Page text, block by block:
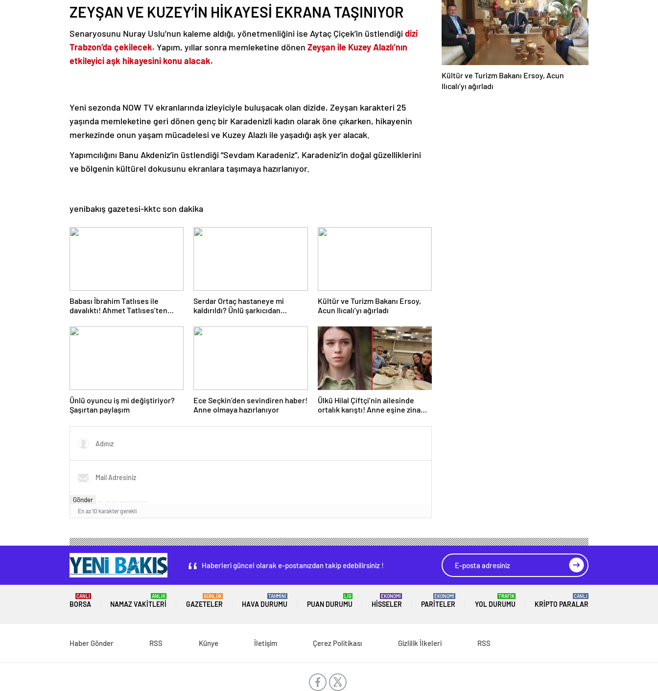
ZEYŞAN VE KUZEY’İN HİKAYESİ EKRANA TAŞINIYOR
Senaryosunu Nuray Uslu’nun kaleme aldığı, yönetmenliğini ise Aytaç Çiçek’in üstlendiği dizi
Trabzon’da çekilecek. Yapım, yıllar sonra memleketine dönen Zeyşan ile Kuzey Alazlı’nın
etkileyici aşk hikayesini konu alacak.
Yeni sezonda NOW TV ekranlarında izleyiciyle buluşacak olan dizide, Zeyşan karakteri 25
yaşında memleketine geri dönen genç bir Karadenizli kadın olarak öne çıkarken, hikayenin
merkezinde onun yaşam mücadelesi ve Kuzey Alazlı ile yaşadığı aşk yer alacak.
Yapımcılığını Banu Akdeniz’in üstlendiği “Sevdam Karadeniz”, Karadeniz’in doğal güzelliklerini
ve bölgenin kültürel dokusunu ekranlara taşımaya hazırlanıyor.
yenibakış gazetesi-kktc son dakika
Babası İbrahim Tatlıses ile
davalıktı! Ahmet Tatlıses’ten
Serdar Ortaç hastaneye mi
kaldırıldı? Ünlü şarkıcıdan
Kültür ve Turizm Bakanı Ersoy,
Acun Ilıcalı’yı ağırladı
Ünlü oyuncu iş mi değiştiriyor?
Şaşırtan paylaşım
Ece Seçkin’den sevindiren haber!
Anne olmaya hazırlanıyor
Ülkü Hilal Çiftçi’nin ailesinde
ortalık karıştı! Anne eşine zina
Gönder
En az 10 karakter gerekli
Kültür ve Turizm Bakanı Ersoy, Acun
Ilıcalı’yı ağırladı
Haberleri güncel olarak e-postanızdan takip edebilirsiniz !
BORSA
CANLI
NAMAZ VAKITLERI
ANLIK
GAZETELER
GÜNLÜK
HAVA DURUMU
TAHMİNİ
PUAN DURUMU
LİG
HISSELER
EKONOMİ
PARITELER
EKONOMİ
YOL DURUMU
TRAFİK
KRIPTO PARALAR
CANLI
Haber Gönder RSS Künye İletişim Çerez Politikası Gizlilik İlkeleri RSS